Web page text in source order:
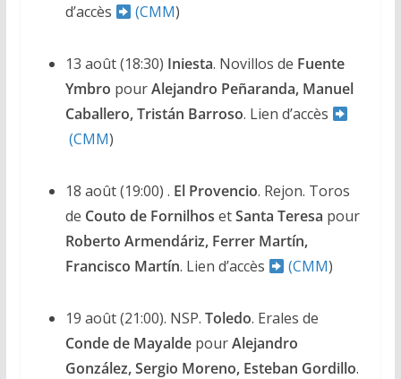
d’accès
(CMM)
13 août (18:30) Iniesta. Novillos de Fuente
Ymbro pourAlejandro Peñaranda, Manuel
Caballero, Tristán Barroso. Lien d’accès
(CMM)
18 août (19:00) . El Provencio. Rejon. Toros
de Couto de Fornilhos etSanta Teresa pour
Roberto Armendáriz, Ferrer Martín,
Francisco Martín. Lien d’accès (CMM)
19 août (21:00). NSP. Toledo. Erales de
Conde de MayaldepourAlejandro
González, Sergio Moreno, Esteban Gordillo.